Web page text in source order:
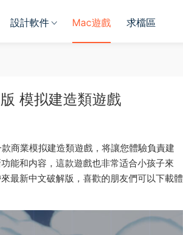
設計軟件 Mac遊戲 求檔區
模拟建造類遊戲
商業模拟建造類遊戲，将讓您體驗負責建
能和内容，這款遊戲也非常适合小孩子來
最新中文破解版，喜歡的朋友們可以下載體